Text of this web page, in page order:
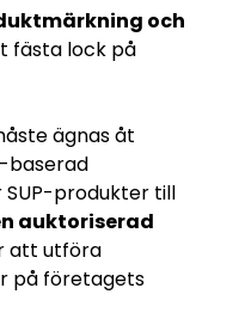
och
fästa lock på
ägnas åt
baserad
SUP-produkter till
auktoriserad
att utföra
på företagets